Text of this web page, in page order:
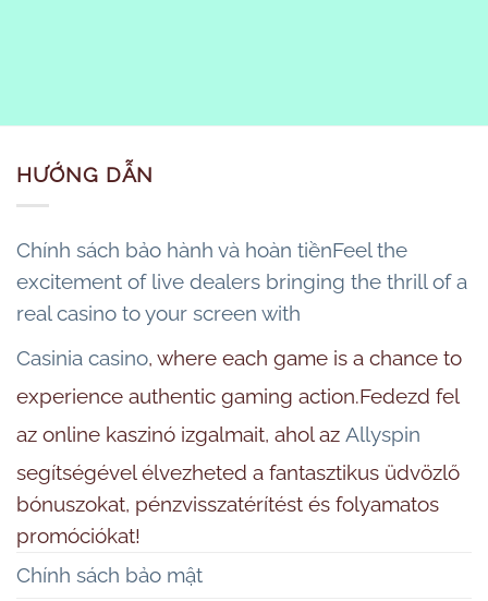
HƯỚNG DẪN
Chính sách bảo hành và hoàn tiềnFeel the
excitement of live dealers bringing the thrill of a
real casino to your screen with
Casinia casino, where each game is a chance to
experience authentic gaming action.Fedezd fel
az online kaszinó izgalmait, ahol az Allyspin
segítségével élvezheted a fantasztikus üdvözlő
bónuszokat, pénzvisszatérítést és folyamatos
promóciókat!
Chính sách bảo mật